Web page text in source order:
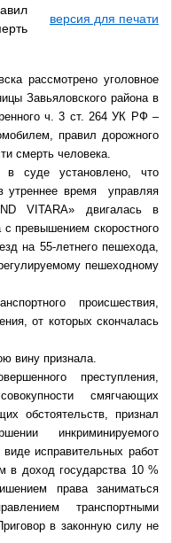
версия для печати
рассмотрено уголовное
Завьяловского района в
ч. 3 ст. 264 УК РФ –
правил дорожного
смерть человека.
в суде установлено, что
время управляя
VITARA» двигалась в
превышением скоростного
на 55-летнего пешехода,
пешеходному
происшествия,
от которых скончалась
вину признала.
преступления,
смягчающих
обстоятельств, признал
инкриминируемого
исправительных работ
в доход государства 10 %
права заниматься
транспортными
в законную силу не